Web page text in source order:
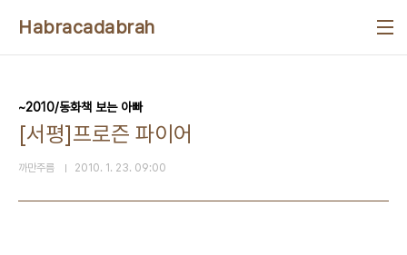
Habracadabrah
~2010/동화책 보는 아빠
[서평]프로즌 파이어
까만주름 2010. 1. 23. 09:00